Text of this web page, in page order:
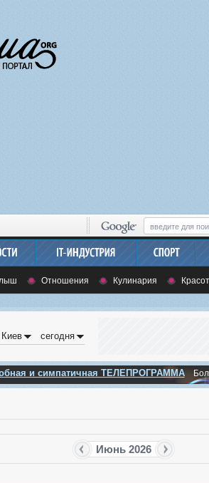
Отношения Кулинария
Киев сегодня
и симпатичная ТЕЛЕПРОГРАММА
Июнь 2026